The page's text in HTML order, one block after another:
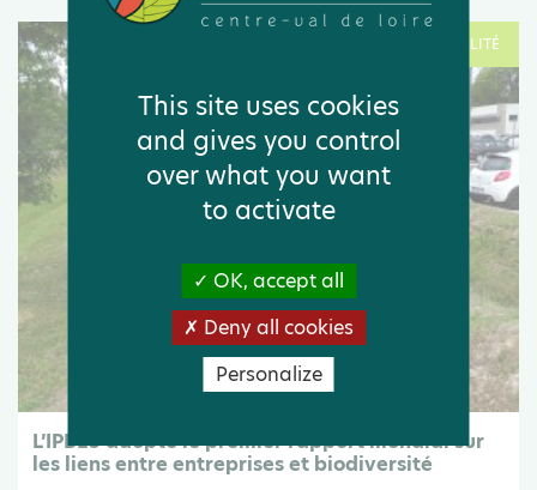
ACTUALITÉ
L’IPBES adopte le premier rapport mondial sur
les liens entre entreprises et biodiversité
This site uses cookies
and gives you control
over what you want
to activate
OK, accept all
Deny all cookies
Personalize